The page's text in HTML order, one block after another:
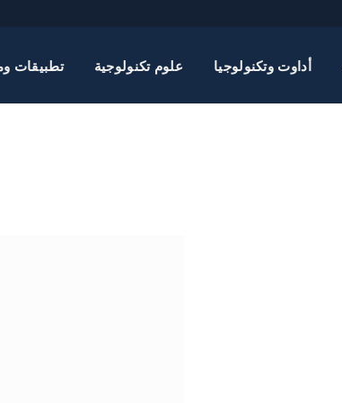
أداوت وتكنولوجيا علوم تكنولوجية تطبيقات